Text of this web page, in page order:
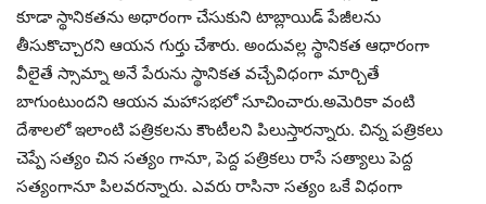
కూడా స్థానికతను అధారంగా చేసుకుని టాబ్లాయిడ్ పేజీలను
తీసుకొచ్చారని ఆయన గుర్తు చేశారు. అందువల్ల స్థానికత ఆధారంగా
వీలైతే స్సామ్నా అనే పేరును స్థానికత వచ్చేవిధంగా మార్చితే
బాగుంటుందని ఆయన మహాసభలో సూచించారు.అమెరికా వంటి
దేశాలలో ఇలాంటి పత్రికలను కౌంటీలని పిలుస్తారన్నారు. చిన్న పత్రికలు
చెప్పే సత్యం చిన సత్యం గానూ, పెద్ద పత్రికలు రాసే సత్యాలు పెద్ద
సత్యంగానూ పిలవరన్నారు. ఎవరు రాసినా సత్యం ఒకే విధంగా